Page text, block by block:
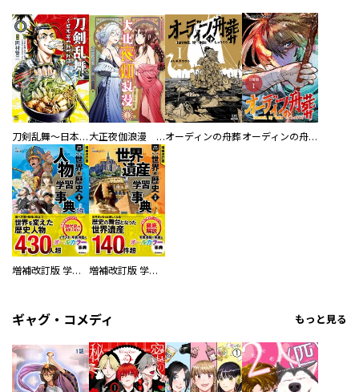
刀剣乱舞～日本号つれづれ酒～ 大正夜伽浪漫 －金曜日の花嫁—オーディンの舟葬 オーディンの舟葬 分冊版
増補改訂版 学研まんが NEW世界の歴史 別巻 人物学習事典 増補改訂版 学研まんが NEW世界の歴史 別巻 世界遺産学習事典
ギャグ・コメディ もっと見る